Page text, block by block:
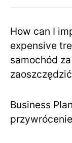
How can I
expensive
samochód
Business